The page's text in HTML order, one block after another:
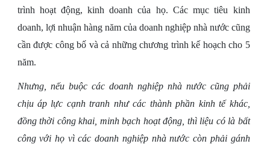
trình hoạt động, kinh doanh của họ. Các mục tiêu kinh
doanh, lợi nhuận hàng năm của doanh nghiệp nhà nước cũng
cần được công bố và cả những chương trình kế hoạch cho 5
năm.
Nhưng, nếu buộc các doanh nghiệp nhà nước cũng phải
chịu áp lực cạnh tranh như các thành phần kinh tế khác,
đồng thời công khai, minh bạch hoạt động, thì liệu có là bất
công với họ vì các doanh nghiệp nhà nước còn phải gánh